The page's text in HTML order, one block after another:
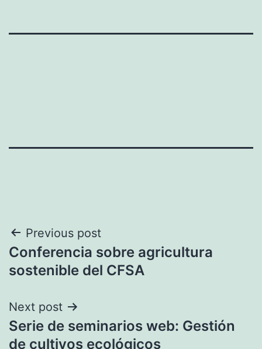
Navegación
de
Previous post
Conferencia sobre agricultura
sostenible del CFSA
Next post
Serie de seminarios web: Gestión
de cultivos ecológicos